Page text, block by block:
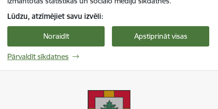
Lūdzu, atzīmējiet savu izvēli:
Noraidīt Apstiprināt visas
Pārvaldīt sīkdatnes